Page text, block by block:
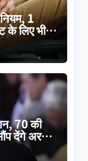
1
के लिए भी
70 की
देंगे अरबों